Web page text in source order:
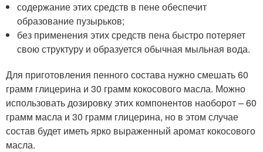
содержание этих средств в пене обеспечит
образование пузырьков;
без применения этих средств пена быстро потеряет
свою структуру и образуется обычная мыльная вода.
Для приготовления пенного состава нужно смешать 60
грамм глицерина и 30 грамм кокосового масла. Можно
использовать дозировку этих компонентов наоборот – 60
грамм масла и 30 грамм глицерина, но в этом случае
состав будет иметь ярко выраженный аромат кокосового
масла.